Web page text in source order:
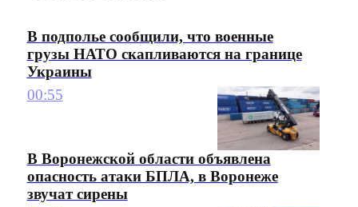
В подполье сообщили, что военные
грузы НАТО скапливаются на границе
Украины
00:55
В Воронежской области объявлена
опасность атаки БПЛА, в Воронеже
звучат сирены